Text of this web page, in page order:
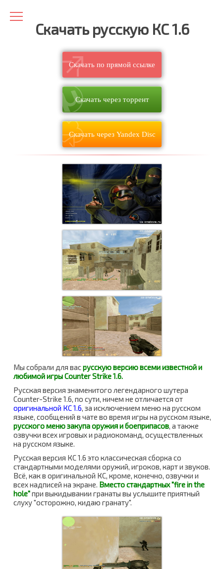
Скачать русскую КС 1.6
Скачать по прямой ссылке
Скачать через торрент
Скачать через Yandex Disc
Мы собрали для васрусскую версию всеми известной и
любимой игры Counter Strike 1.6.
Русская версия знаменитого легендарного шутера
Counter-Strike 1.6, по сути, ничем не отличается от
оригинальной КС 1.6 , за исключением меню на русском
языке, сообщений в чате во время игры на русском языке,
русского меню закупа оружия и боеприпасов, а также
озвучки всех игровых и радиокоманд, осуществленных
на русском языке.
Русская версия КС 1.6 это классическая сборка со
стандартными моделями оружий, игроков, карт и звуков.
Всё, как в оригинальной КС, кроме, конечно, озвучки и
всех надписей на экране. Вместо стандартных "fire in the
hole"при выкидывании гранаты вы услышите приятный
слуху "осторожно, кидаю гранату".